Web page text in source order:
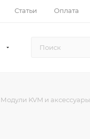
Статьи Оплата
Модули KVM и аксессуары